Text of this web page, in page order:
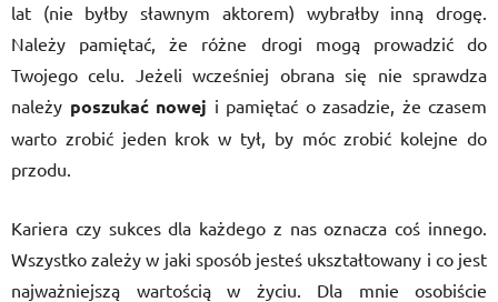
lat (nie byłby sławnym aktorem) wybrałby inną drogę.
Należy pamiętać, że różne drogi mogą prowadzić do
Twojego celu. Jeżeli wcześniej obrana się nie sprawdza
należy poszukać nowej i pamiętać o zasadzie, że czasem
warto zrobić jeden krok w tył, by móc zrobić kolejne do
przodu.
Kariera czy sukces dla każdego z nas oznacza coś innego.
Wszystko zależy w jaki sposób jesteś ukształtowany i co jest
najważniejszą wartością w życiu. Dla mnie osobiście